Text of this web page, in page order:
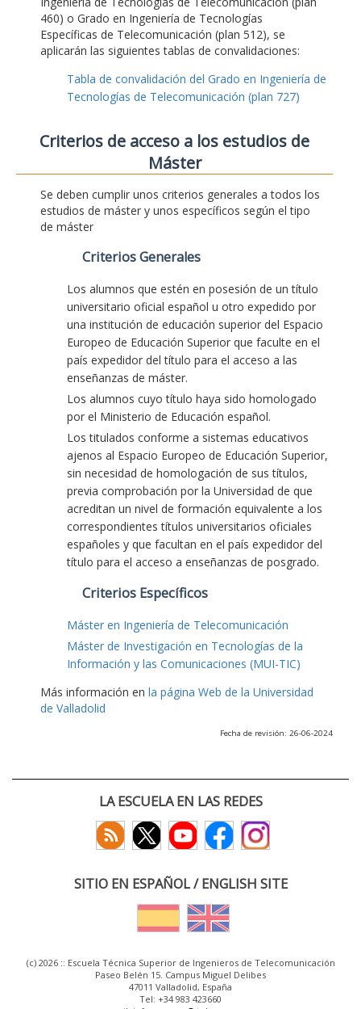
460) o Grado en Ingeniería de Tecnologías
Específicas de Telecomunicación (plan 512), se
aplicarán las siguientes tablas de convalidaciones:
Tabla de convalidación del Grado en Ingeniería de
Tecnologías de Telecomunicación (plan 727)
Criterios de acceso a los estudios de
Máster
Se deben cumplir unos criterios generales a todos los
estudios de máster y unos específicos según el tipo
de máster
Criterios Generales
Los alumnos que estén en posesión de un título
universitario oficial español u otro expedido por
una institución de educación superior del Espacio
Europeo de Educación Superior que faculte en el
país expedidor del título para el acceso a las
enseñanzas de máster.
Los alumnos cuyo título haya sido homologado
por el Ministerio de Educación español.
Los titulados conforme a sistemas educativos
ajenos al Espacio Europeo de Educación Superior,
sin necesidad de homologación de sus títulos,
previa comprobación por la Universidad de que
acreditan un nivel de formación equivalente a los
correspondientes títulos universitarios oficiales
españoles y que facultan en el país expedidor del
título para el acceso a enseñanzas de posgrado.
Criterios Específicos
Máster en Ingeniería de Telecomunicación
Máster de Investigación en Tecnologías de la
Información y las Comunicaciones (MUI-TIC)
Más información en la página Web de la Universidad
de Valladolid
Fecha de revisión: 26-06-2024
LA ESCUELA EN LAS REDES
SITIO EN ESPAÑOL / ENGLISH SITE
(c) 2026 :: Escuela Técnica Superior de Ingenieros de Telecomunicación
Paseo Belén 15. Campus Miguel Delibes
47011 Valladolid, España
Tel: +34 983 423660